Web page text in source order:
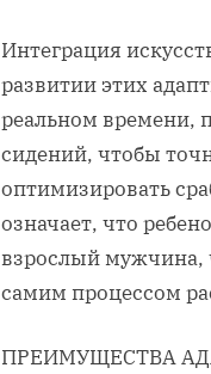
Интеграция
развитии этих
реальном времени,
сидений, чтобы
оптимизировать
означает, что
взрослый мужчина,
самим процессом
ПРЕИМУЩЕСТВА